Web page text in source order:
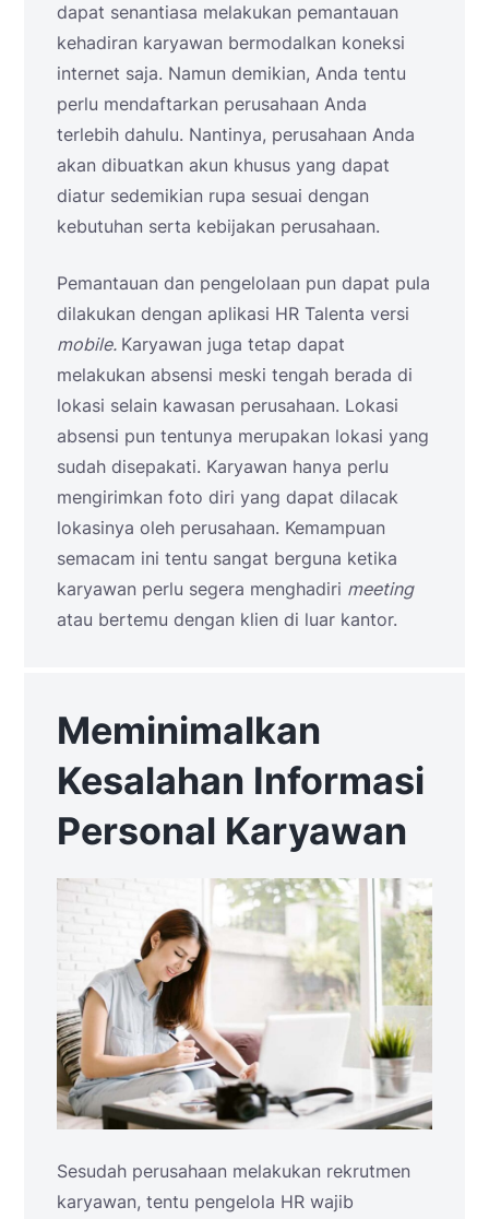
dapat senantiasa melakukan pemantauan
kehadiran karyawan bermodalkan koneksi
internet saja. Namun demikian, Anda tentu
perlu mendaftarkan perusahaan Anda
terlebih dahulu. Nantinya, perusahaan Anda
akan dibuatkan akun khusus yang dapat
diatur sedemikian rupa sesuai dengan
kebutuhan serta kebijakan perusahaan.
Pemantauan dan pengelolaan pun dapat pula
dilakukan dengan aplikasi HR Talenta versi
mobile. Karyawan juga tetap dapat
melakukan absensi meski tengah berada di
lokasi selain kawasan perusahaan. Lokasi
absensi pun tentunya merupakan lokasi yang
sudah disepakati. Karyawan hanya perlu
mengirimkan foto diri yang dapat dilacak
lokasinya oleh perusahaan. Kemampuan
semacam ini tentu sangat berguna ketika
karyawan perlu segera menghadiri meeting
atau bertemu dengan klien di luar kantor.
Meminimalkan
Kesalahan Informasi
Personal Karyawan
Sesudah perusahaan melakukan rekrutmen
karyawan, tentu pengelola HR wajib